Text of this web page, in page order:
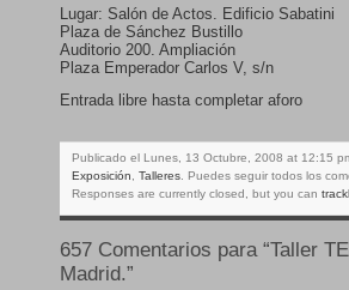
Lugar: Salón de Actos. Edificio Sabatini
Plaza de Sánchez Bustillo
Auditorio 200. Ampliación
Plaza Emperador Carlos V, s/n
Entrada libre hasta completar aforo
Publicado el Lunes, 13 Octubre, 2008 at 12:15
Exposición
Talleres . Puedes seguir todos los
Responses are currently closed, but you can
657 Comentarios para “Taller
Madrid.”